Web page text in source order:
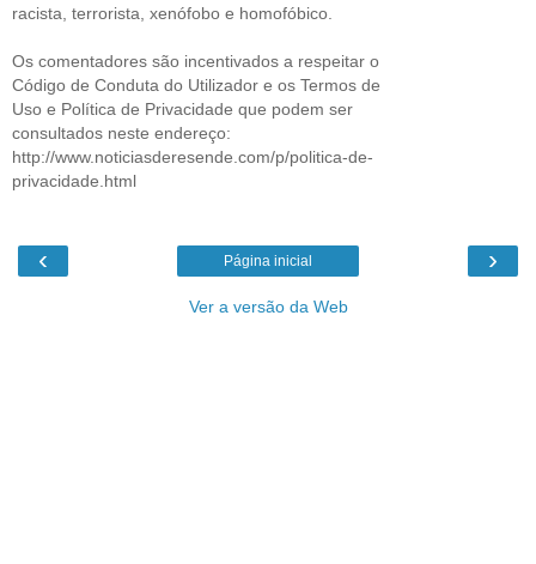
racista, terrorista, xenófobo e homofóbico.
Os comentadores são incentivados a respeitar o
Código de Conduta do Utilizador e os Termos de
Uso e Política de Privacidade que podem ser
consultados neste endereço:
http://www.noticiasderesende.com/p/politica-de-
privacidade.html
‹ ›
Página inicial
Ver a versão da Web